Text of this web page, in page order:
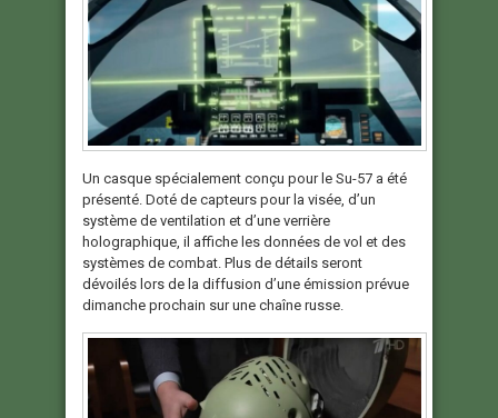
Un casque spécialement conçu pour le Su-57 a été
présenté. Doté de capteurs pour la visée, d’un
système de ventilation et d’une verrière
holographique, il affiche les données de vol et des
systèmes de combat. Plus de détails seront
dévoilés lors de la diffusion d’une émission prévue
dimanche prochain sur une chaîne russe.